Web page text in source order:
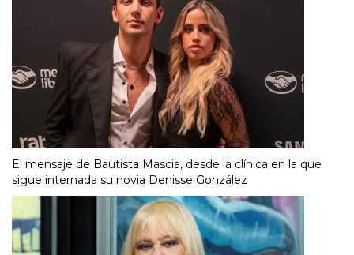
El mensaje de Bautista Mascia, desde la clínica en la que
sigue internada su novia Denisse González